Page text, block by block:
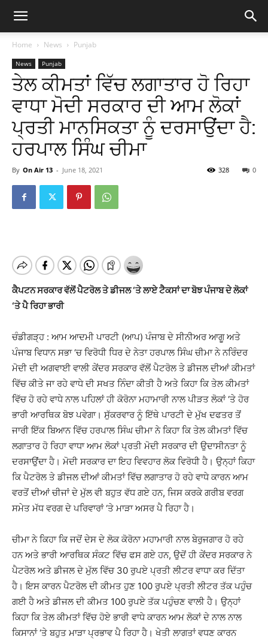
Home News Punjab
News Punjab
ਤੇਲ ਕੀਮਤਾਂ ਵਿੱਚ ਲਗਾਤਾਰ ਹੋ ਰਿਹਾ
ਵਾਧਾ ਮੋਦੀ ਸਰਕਾਰ ਦੀ ਆਮ ਲੋਕਾਂ
ਪ੍ਰਤੀ ਮਾਨਸਿਕਤਾ ਨੂੰ ਦਰਸਾਉਂਦਾ ਹੈ:
ਹਰਪਾਲ ਸਿੰਘ ਚੀਮਾ
By On Air 13 - June 18, 2021 0
328
ਕੈਪਟਨ ਸਰਕਾਰ ਵੱਲੋਂ ਪੈਟਰੋਲ ਤੇ ਡੀਜਲ ‘ਤੇ ਲਾਏ ਟੈਕਸਾਂ ਦਾ ਬੋਝ ਪੰਜਾਬ ਦੇ ਲੋਕਾਂ
‘ਤੇ ਪੈ ਰਿਹਾ ਭਾਰੀ
ਚੰਡੀਗੜ੍ਹ : ਆਮ ਆਦਮੀ ਪਾਰਟੀ (ਆਪ) ਪੰਜਾਬ ਦੇ ਸੀਨੀਅਰ ਆਗੂ ਅਤੇ
ਪੰਜਾਬ ਵਿਧਾਨ ਸਭਾ ‘ਚ ਵਿਰੋਧੀ ਧਿਰ ਦੇ ਨੇਤਾ ਹਰਪਾਲ ਸਿੰਘ ਚੀਮਾ ਨੇ ਨਰਿੰਦਰ
ਮੋਦੀ ਦੀ ਅਗਵਾਈ ਵਾਲੀ ਕੇਂਦਰ ਸਰਕਾਰ ਵੱਲੋਂ ਪੈਟਰੋਲ ਤੇ ਡੀਜਲ ਦੀਆਂ ਕੀਮਤਾਂ
ਵਿੱਚ ਕੀਤੇ ਜਾ ਰਹੇ ਵਾਧੇ ਦੀ ਸਖਤ ਨਿੰਦਾ ਕੀਤੀ ਹੈ ਅਤੇ ਕਿਹਾ ਕਿ ਤੇਲ ਕੀਮਤਾਂ
ਵਿੱਚ ਹੋ ਰਹੇ ਵਾਧੇ ਨਾਲ ਪਹਿਲਾਂ ਹੀ ਕੋਰੋਨਾ ਮਹਾਮਾਰੀ ਨਾਲ ਪੀੜਤ ਲੋਕਾਂ ‘ਤੇ ਹੋਰ
ਭਾਰੀ ਆਰਥਿਕ ਬੋਝ ਪਵੇਗਾ। ਸੁੱਕਰਵਾਰ ਨੂੰ ਇੱਥੇ ਪਾਰਟੀ ਦੇ ਮੁੱਖ ਦਫਤਰ ਤੋਂ
ਜਾਰੀ ਇੱਕ ਬਿਆਨ ਵਿੱਚ ਹਰਪਾਲ ਸਿੰਘ ਚੀਮਾ ਨੇ ਕਿਹਾ ਕਿ ਤੇਲ ਕੀਮਤਾਂ ਵਿੱਚ
ਲਗਾਤਾਰ ਹੋ ਰਿਹਾ ਵਾਧਾ ਆਮ ਲੋਕਾਂ ਪ੍ਰਤੀ ਮੋਦੀ ਸਰਕਾਰ ਦੀ ਉਦਾਸੀਨਤਾ ਨੂੰ
ਦਰਸਾਉਂਦਾ ਹੈ। ਮੋਦੀ ਸਰਕਾਰ ਦਾ ਇਹ ਵਿਵਹਾਰ ਲੋਕ ਵਿਰੋਧੀ ਹੈ। ਉਨ੍ਹਾਂ ਕਿਹਾ
ਕਿ ਪੈਟਰੋਲ ਤੇ ਡੀਜਲ ਦੀਆਂ ਕੀਮਤਾਂ ਵਿੱਚ ਲਗਾਤਾਰ ਹੋ ਰਹੇ ਵਾਧੇ ਕਾਰਨ ਆਮ
ਵਰਤੋਂ ਦੀਆਂ ਚੀਜਾਂ ਦੇ ਮੁੱਲ ਵੀ ਬਹੁਤ ਵੱਧ ਗਏ ਹਨ, ਜਿਸ ਕਰਕੇ ਗਰੀਬ ਵਰਗ
ਸਮੇਤ ਮੱਧ ਵਰਗ ਦੇ ਪਰਿਵਾਰਾਂ ‘ਤੇ ਮਾੜਾ ਅਸਰ ਪੈ ਰਿਹਾ ਹੈ।
ਚੀਮਾ ਨੇ ਕਿਹਾ ਕਿ ਜਦੋਂ ਦੇਸ ਦੇ ਲੋਕ ਕੋਰੋਨਾ ਮਹਾਮਾਰੀ ਨਾਲ ਬੇਰੁਜਗਾਰ ਹੋ ਰਹੇ
ਹਨ ਅਤੇ ਭਾਰੀ ਆਰਥਿਕ ਸੰਕਟ ਵਿੱਚ ਫਸ ਗਏ ਹਨ, ਉਦੋਂ ਹੀ ਕੇਂਦਰ ਸਰਕਾਰ ਨੇ
ਪੈਟਰੋਲ ਅਤੇ ਡੀਜਲ ਦੇ ਮੁੱਲ ਵਿੱਚ 30 ਰੁਪਏ ਪ੍ਰਤੀ ਲੀਟਰ ਵਾਧਾ ਕਰ ਦਿੱਤਾ
ਹੈ। ਇਸ ਕਾਰਨ ਪੈਟਰੋਲ ਦੀ ਕੀਮਤ ਹੁਣ 100 ਰੁਪਏ ਪ੍ਰਤੀ ਲੀਟਰ ਤੱਕ ਪਹੁੰਚ
ਗਈ ਹੈ ਅਤੇ ਡੀਜਲ ਦੀ ਕੀਮਤ 100 ਰੁਪਏ ਤੱਕ ਪਹੁੰਚਣ ਵਾਲੀ ਹੈ। ਉਨ੍ਹਾਂ
ਕਿਹਾ ਕਿ ਤੇਲ ਕੀਮਤਾਂ ਵਿੱਚ ਹੋਏ ਭਾਰੀ ਵਾਧੇ ਕਾਰਨ ਆਮ ਲੋਕਾਂ ਦੇ ਨਾਲ ਨਾਲ
ਕਿਸਾਨਾਂ ‘ਤੇ ਬਹੁਤ ਮਾੜਾ ਪ੍ਰਭਾਵ ਪੈ ਰਿਹਾ ਹੈ। ਖੇਤੀ ਲਾਗਤਾਂ ਵਧਣ ਕਾਰਨ